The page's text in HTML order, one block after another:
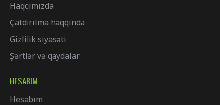
Haqqımızda
Çatdırılma haqqında
Gizlilik siyasəti
Şərtlər və qaydalar
HESABIM
Hesabım